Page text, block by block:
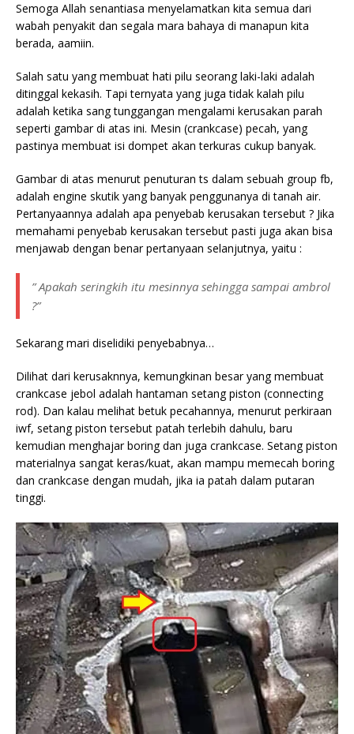
Semoga Allah senantiasa menyelamatkan kita semua dari
wabah penyakit dan segala mara bahaya di manapun kita
berada, aamiin.
Salah satu yang membuat hati pilu seorang laki-laki adalah
ditinggal kekasih. Tapi ternyata yang juga tidak kalah pilu
adalah ketika sang tunggangan mengalami kerusakan parah
seperti gambar di atas ini. Mesin (crankcase) pecah, yang
pastinya membuat isi dompet akan terkuras cukup banyak.
Gambar di atas menurut penuturan ts dalam sebuah group fb,
adalah engine skutik yang banyak penggunanya di tanah air.
Pertanyaannya adalah apa penyebab kerusakan tersebut ? Jika
memahami penyebab kerusakan tersebut pasti juga akan bisa
menjawab dengan benar pertanyaan selanjutnya, yaitu :
” Apakah seringkih itu mesinnya sehingga sampai ambrol
?”
Sekarang mari diselidiki penyebabnya…
Dilihat dari kerusaknnya, kemungkinan besar yang membuat
crankcase jebol adalah hantaman setang piston (connecting
rod). Dan kalau melihat betuk pecahannya, menurut perkiraan
iwf, setang piston tersebut patah terlebih dahulu, baru
kemudian menghajar boring dan juga crankcase. Setang piston
materialnya sangat keras/kuat, akan mampu memecah boring
dan crankcase dengan mudah, jika ia patah dalam putaran
tinggi.